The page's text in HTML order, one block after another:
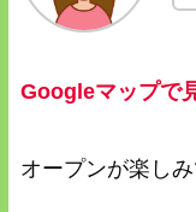
Googleマップで
オープンが楽しみ